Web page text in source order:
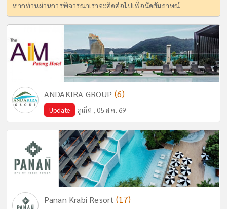
หากท่านผ่านการพิจารณาเราจะติดต่อไปเพื่อนัดสัมภาษณ์
ANDAKIRA GROUP (6)
Update ภูเก็ต , 05 ส.ค. 69
Panan Krabi Resort (17)